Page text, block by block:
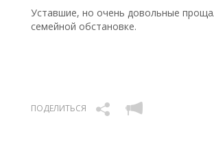
Уставшие, но очень довольные
семейной обстановке.
ПОДЕЛИТЬСЯ